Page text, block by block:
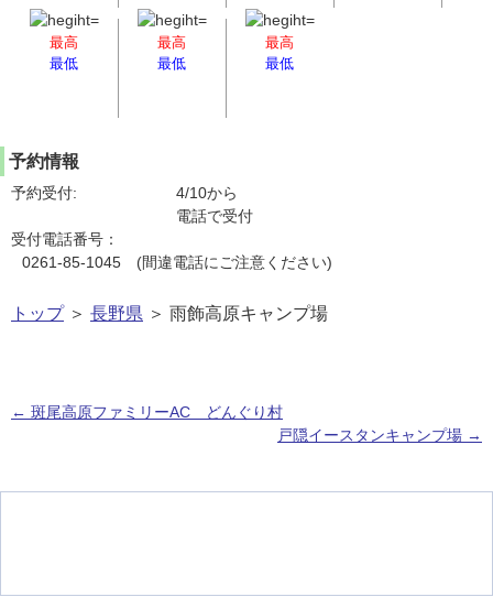
最高
最低
最高
最低
最高
最低
予約情報
予約受付:
4/10から
電話で受付
受付電話番号：
0261-85-1045 (間違電話にご注意ください)
トップ＞ 長野県 ＞ 雨飾高原キャンプ場
← 斑尾高原ファミリーAC どんぐり村
戸隠イースタンキャンプ場 →